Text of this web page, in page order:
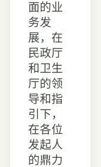
面的业
务发
展，在
民政厅
和卫生
厅的领
导和指
引下，
在各位
发起人
的鼎力